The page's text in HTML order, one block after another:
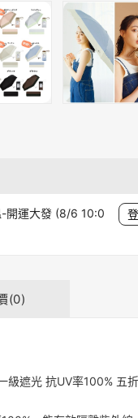
開運大發 (8/6 10:0
(0)
級遮光 抗UV率100% 五折